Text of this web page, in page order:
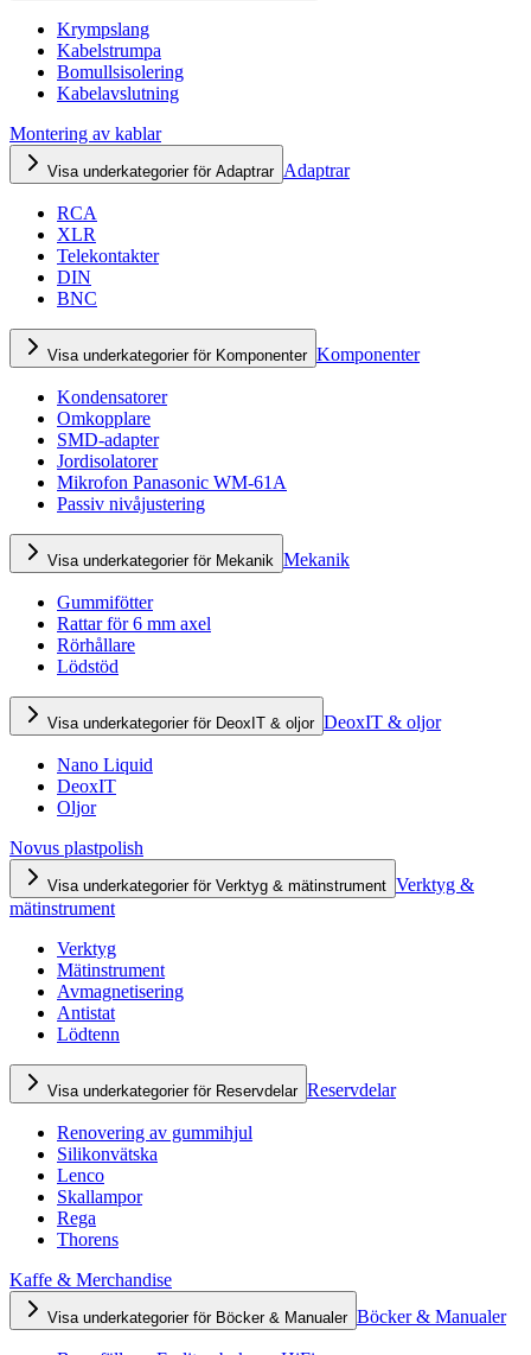
Krympslang
Kabelstrumpa
Bomullsisolering
Kabelavslutning
Montering av kablar
Visa underkategorier för Adaptrar Adaptrar
RCA
XLR
Telekontakter
DIN
BNC
Visa underkategorier för Komponenter Komponenter
Kondensatorer
Omkopplare
SMD-adapter
Jordisolatorer
Mikrofon Panasonic WM-61A
Passiv nivåjustering
Visa underkategorier för Mekanik Mekanik
Gummifötter
Rattar för 6 mm axel
Rörhållare
Lödstöd
Visa underkategorier för DeoxIT & oljor DeoxIT & oljor
Nano Liquid
DeoxIT
Oljor
Novus plastpolish
Visa underkategorier för Verktyg & mätinstrument Verktyg &
mätinstrument
Verktyg
Mätinstrument
Avmagnetisering
Antistat
Lödtenn
Visa underkategorier för Reservdelar Reservdelar
Renovering av gummihjul
Silikonvätska
Lenco
Skallampor
Rega
Thorens
Kaffe & Merchandise
Visa underkategorier för Böcker & Manualer Böcker & Manualer